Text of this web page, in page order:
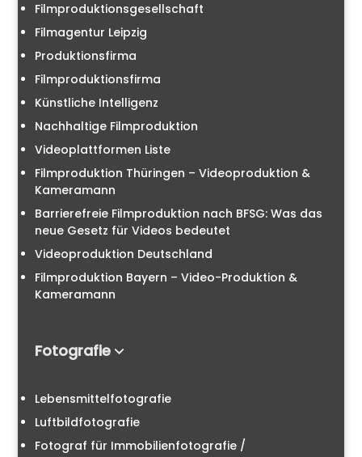
Filmproduktionsgesellschaft
Filmagentur Leipzig
Produktionsfirma
Filmproduktionsfirma
Künstliche Intelligenz
Nachhaltige Filmproduktion
Videoplattformen Liste
Filmproduktion Thüringen – Videoproduktion &
Kameramann
Barrierefreie Filmproduktion nach BFSG: Was das
neue Gesetz für Videos bedeutet
Videoproduktion Deutschland
Filmproduktion Bayern – Video-Produktion &
Kameramann
Fotografie
Lebensmittelfotografie
Luftbildfotografie
Fotograf für Immobilienfotografie /